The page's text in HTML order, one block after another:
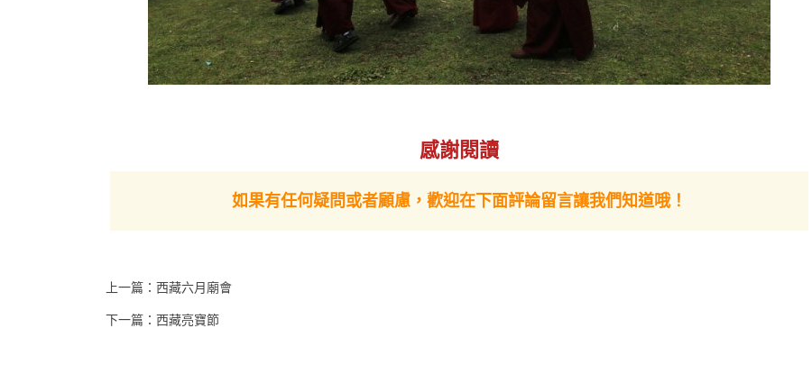
感謝閱讀
如果有任何疑問或者顧慮，歡迎在下面評論留言讓我們知道哦！
上一篇： 西藏六月廟會
下一篇： 西藏亮寶節